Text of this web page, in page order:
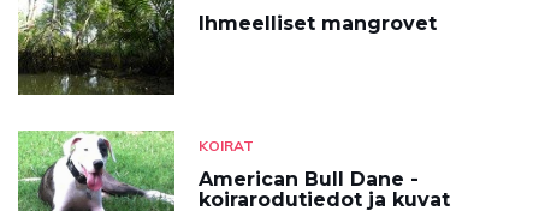
Ihmeelliset mangrovet
KOIRAT
American Bull Dane -
koirarodutiedot ja kuvat